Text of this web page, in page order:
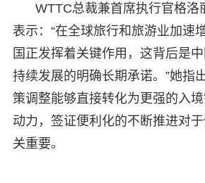
WTTC总裁兼首席执行官格洛
表示：“在全球旅行和旅游业加速
国正发挥着关键作用，这背后是
持续发展的明确长期承诺。”她指
策调整能够直接转化为更强的入
动力，签证便利化的不断推进对
关重要。